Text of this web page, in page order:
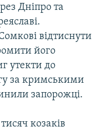
Дніпро та
відтиснути
його
утекти до
за кримськими
запорожці.
козаків